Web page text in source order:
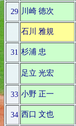
29 川崎 徳次
石川 雅規
31 杉浦 忠
足立 光宏
33 小野 正一
34 西口 文也